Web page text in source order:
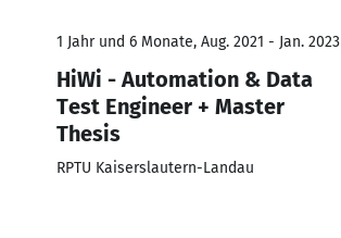
1 Jahr und 6 Monate, Aug. 2021 - Jan. 2023
HiWi - Automation & Data
Test Engineer + Master
Thesis
RPTU Kaiserslautern-Landau